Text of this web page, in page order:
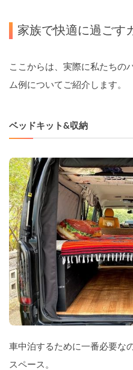
家族で快適に過ごす
ここからは、実際に私たちの
ム例についてご紹介します。
ベッドキット&収納
車中泊するために一番必要な
スペース。